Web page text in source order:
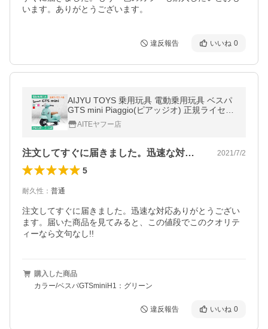
います。ありがとうございます。
違反報告 いいね 0
AIJYU TOYS 乗用玩具 電動乗用玩具 ベスパ
GTS mini Piaggio(ピアッジオ) 正規ライセン
ス キッズバイク キッズカー 子供 孫 誕生日
プレゼント 男の子 女の子
AITEヤフー店
注文してすぐに届きました。迅速な対応あ… 2021/7/2
5
耐久性 ： 普通
注文してすぐに届きました。迅速な対応ありがとうござい
ます。届いた商品を見てみると、この値段でこのクオリテ
ィーなら文句なし!!
購入した商品
カラー/ベスパGTSminiH1：グリーン
違反報告 いいね 0